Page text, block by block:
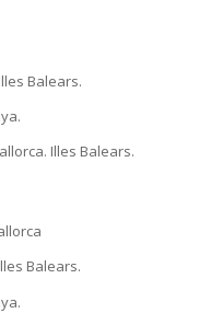
Illes Balears.
Illes Balears.
Balears.